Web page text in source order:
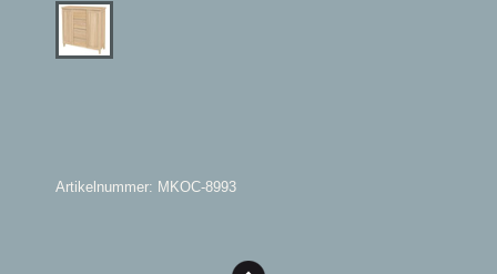
Artikelnummer: MKOC-8993